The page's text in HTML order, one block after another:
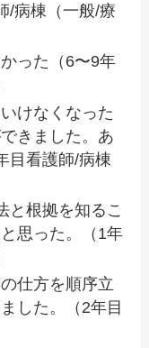
/病棟（一般/療
った（6〜9年
けなくなった
きました。あ
目看護師/病棟
と根拠を知るこ
思った。（1年
仕方を順序立
した。（2年目